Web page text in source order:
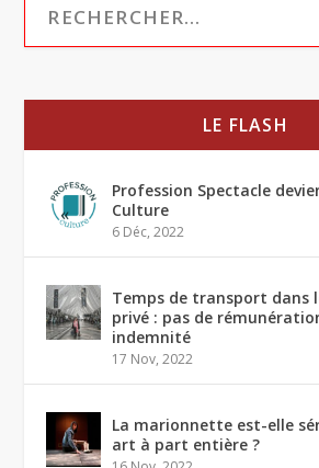
LE FLASH
Profession Spectacle
Culture
6 Déc, 2022
Temps de transport dans
privé : pas de
indemnité
17 Nov, 2022
La marionnette est-elle
art à part entière ?